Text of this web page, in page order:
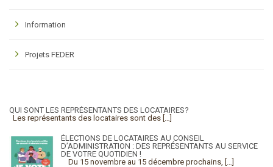
Information
Projets FEDER
QUI SONT LES REPRÉSENTANTS DES LOCATAIRES?
Les représentants des locataires sont des […]
ÉLECTIONS DE LOCATAIRES AU CONSEIL
D’ADMINISTRATION : DES REPRÉSENTANTS AU SERVICE
DE VOTRE QUOTIDIEN !
Du 15 novembre au 15 décembre prochains, […]